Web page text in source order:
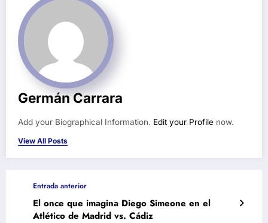
Germán Carrara
Add your Biographical Information. Edit your Profile now.
View All Posts
Entrada anterior
El once que imagina Diego Simeone en el
Atlético de Madrid vs. Cádiz